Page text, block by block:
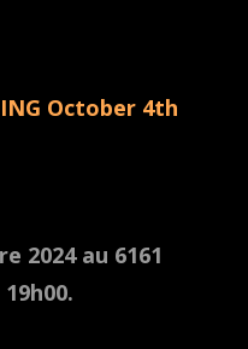
October 4th
2024 au 6161